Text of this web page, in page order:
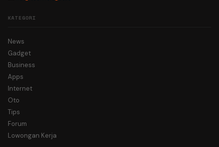
KATEGORI
News
Gadget
Business
Apps
Internet
Oto
Tips
Forum
Lowongan Kerja